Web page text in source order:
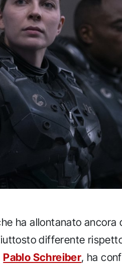
ha allontanato ancora
differente
Pablo Schreiber, ha